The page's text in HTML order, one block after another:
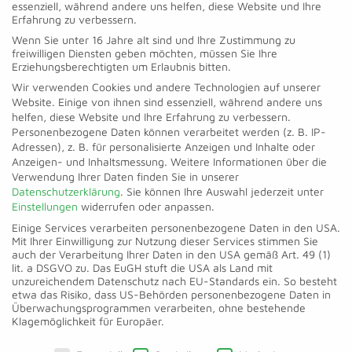
Feature die Funktion „Automatische
Aktualisierung bei Netzänderung“. Hierdurch
können Anpassungen der Leitungsauskunft
aufgrund veränderter Leitungslagen oder
Netzausbau-Maßnahmen schnell und
unkompliziert vorgenommen und an den
Bautätigen übermittelt werden. Und so
funktioniert es:
Für den Netzbetreiber:
Der Netzbetreiber definiert die
Gültigkeitsdauer der cosymap®-
Leitungsauskunft.
Diese wird als „Gültig bis …“ in das
essenziell, während andere uns helfen, diese Website und Ihre
Erfahrung zu verbessern.
Wenn Sie unter 16 Jahre alt sind und Ihre Zustimmung zu
freiwilligen Diensten geben möchten, müssen Sie Ihre
Erziehungsberechtigten um Erlaubnis bitten.
Wir verwenden Cookies und andere Technologien auf unserer
Website. Einige von ihnen sind essenziell, während andere uns
helfen, diese Website und Ihre Erfahrung zu verbessern.
Personenbezogene Daten können verarbeitet werden (z. B. IP-
Adressen), z. B. für personalisierte Anzeigen und Inhalte oder
Anzeigen- und Inhaltsmessung. Weitere Informationen über die
Verwendung Ihrer Daten finden Sie in unserer
Datenschutzerklärung. Sie können Ihre Auswahl jederzeit unter
Einstellungen widerrufen oder anpassen.
Einige Services verarbeiten personenbezogene Daten in den USA.
Mit Ihrer Einwilligung zur Nutzung dieser Services stimmen Sie
auch der Verarbeitung Ihrer Daten in den USA gemäß Art. 49 (1)
lit. a DSGVO zu. Das EuGH stuft die USA als Land mit
unzureichendem Datenschutz nach EU-Standards ein. So besteht
etwa das Risiko, dass US-Behörden personenbezogene Daten in
Überwachungsprogrammen verarbeiten, ohne bestehende
Klagemöglichkeit für Europäer.